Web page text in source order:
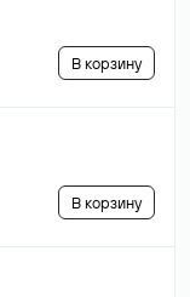
В корзину
В корзину